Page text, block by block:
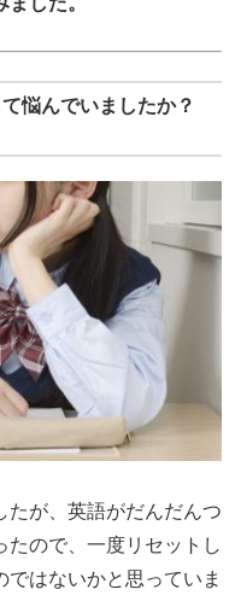
悩んでいましたか？
たが、英語がだんだんつ
たので、一度リセットし
はないかと思っていま